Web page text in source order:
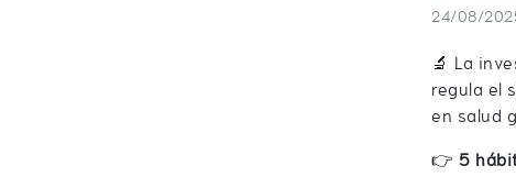
24/08/
🔬 La
regula el
en salud
👉 5